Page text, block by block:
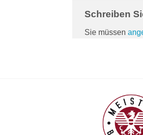
Schreiben
Sie müssen